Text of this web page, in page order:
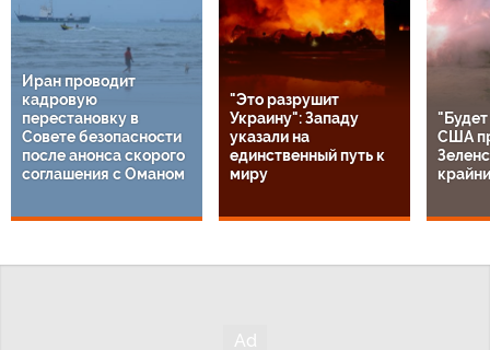
Иран проводит
кадровую
перестановку в
Совете безопасности
после анонса скорого
соглашения с Оманом
"Это разрушит
Украину": Западу
указали на
единственный путь к
миру
США